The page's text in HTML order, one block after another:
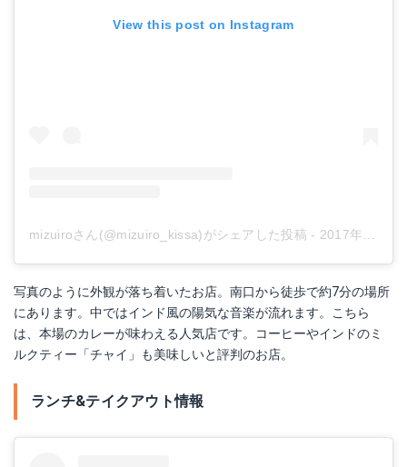
View this post on Instagram
mizuiroさん(@mizuiro_kissa)がシェアした投稿 - 2017年 4月月15日午前12時52分PDT
写真のように外観が落ち着いたお店。南口から徒歩で約7分の場所
にあります。中ではインド風の陽気な音楽が流れます。こちら
は、本場のカレーが味わえる人気店です。コーヒーやインドのミ
ルクティー「チャイ」も美味しいと評判のお店。
ランチ&テイクアウト情報